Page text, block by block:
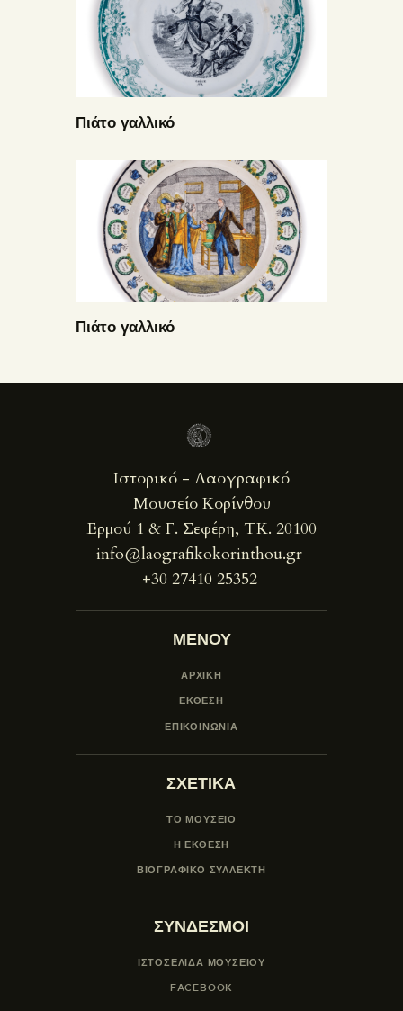
Πιάτο γαλλικό
Πιάτο γαλλικό
Ιστορικό - Λαογραφικό
Μουσείο Κορίνθου
Ερμού 1 & Γ. Σεφέρη, ΤΚ. 20100
info@laografikokorinthou.gr
+30 27410 25352
ΜΕΝΟΥ
ΑΡΧΙΚΗ
ΕΚΘΕΣΗ
ΕΠΙΚΟΙΝΩΝΙΑ
ΣΧΕΤΙΚΑ
ΤΟ ΜΟΥΣΕΙΟ
Η ΕΚΘΕΣΗ
ΒΙΟΓΡΑΦΙΚΟ ΣΥΛΛΕΚΤΗ
ΣΥΝΔΕΣΜΟΙ
ΙΣΤΟΣΕΛΙΔΑ ΜΟΥΣΕΊΟΥ
FACEBOOK